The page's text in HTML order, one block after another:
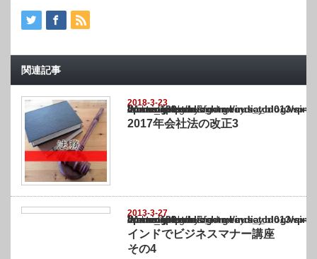
関連記事
2018-3-23
Warning
: Undefined array key "show_category" in
/home/netst/kuno-cpa.co.jp/public_html/india_blog/wp-content/themes/
on line183
2017年会社法の改正3
2013-3-27
Warning
: Undefined array key "show_category" in
/home/netst/kuno-cpa.co.jp/public_html/india_blog/wp-content/themes/
on line183
インドでビジネスマナー講座
その4